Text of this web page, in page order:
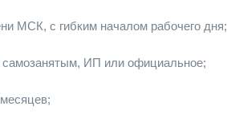
МСК, с гибким началом рабочего дня;
самозанятым, ИП или официальное;